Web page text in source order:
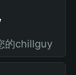
的chillguy